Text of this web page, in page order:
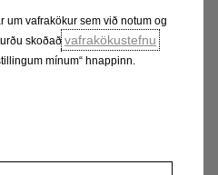
um vafrakökur sem við notum og
skoðað vafrakökustefnu
mínum“ hnappinn.